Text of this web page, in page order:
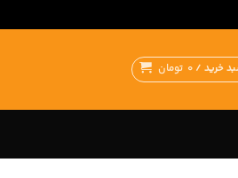
خرید / 0 تومان